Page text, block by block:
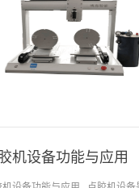
机设备功能与应用